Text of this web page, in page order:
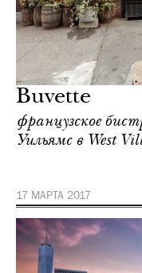
Buvette
французское
Уильямс в West
17 МАРТА 2017
жизнь
Йорк